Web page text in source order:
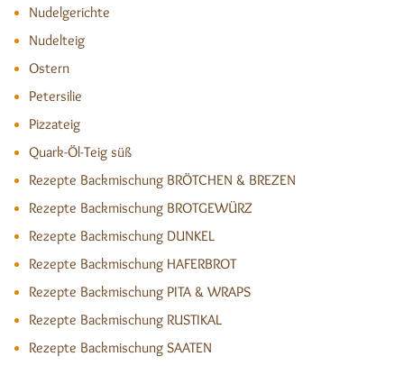
Nudelgerichte
Nudelteig
Ostern
Petersilie
Pizzateig
Quark-Öl-Teig süß
Rezepte Backmischung BRÖTCHEN & BREZEN
Rezepte Backmischung BROTGEWÜRZ
Rezepte Backmischung DUNKEL
Rezepte Backmischung HAFERBROT
Rezepte Backmischung PITA & WRAPS
Rezepte Backmischung RUSTIKAL
Rezepte Backmischung SAATEN